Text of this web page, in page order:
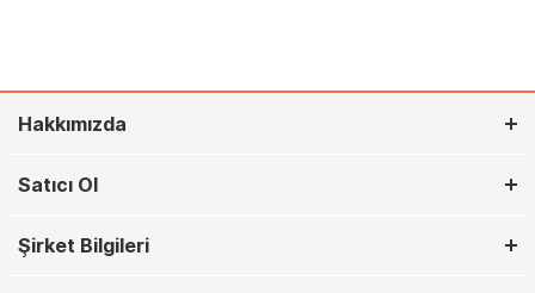
Hakkımızda
Satıcı Ol
Şirket Bilgileri